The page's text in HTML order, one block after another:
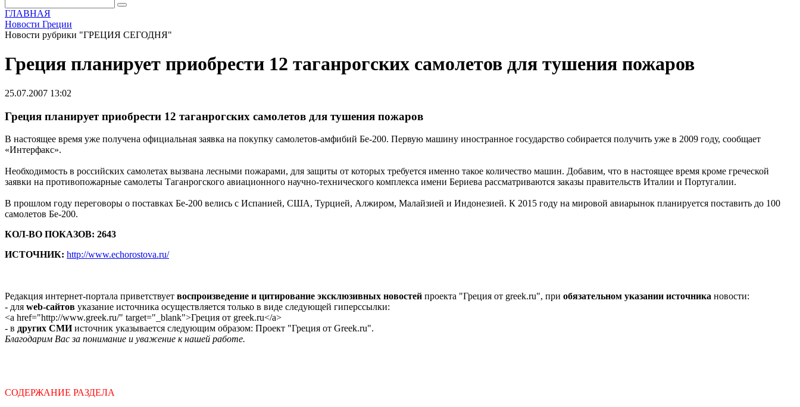
ГЛАВНАЯ
Новости Греции
Новости рубрики "ГРЕЦИЯ СЕГОДНЯ"
Греция планирует приобрести 12 таганрогских самолетов для тушения пожаров
25.07.2007 13:02
Греция планирует приобрести 12 таганрогских самолетов для тушения пожаров
В настоящее время уже получена официальная заявка на покупку самолетов-амфибий Бе-200. Первую машину иностранное государство собирается получить уже в 2009 году, сообщает
«Интерфакс».
Необходимость в российских самолетах вызвана лесными пожарами, для защиты от которых требуется именно такое количество машин. Добавим, что в настоящее время кроме греческой
заявки на противопожарные самолеты Таганрогского авиационного научно-технического комплекса имени Бериева рассматриваются заказы правительств Италии и Португалии.
В прошлом году переговоры о поставках Бе-200 велись с Испанией, США, Турцией, Алжиром, Малайзией и Индонезией. К 2015 году на мировой авиарынок планируется поставить до 100
самолетов Бе-200.
КОЛ-ВО ПОКАЗОВ: 2643
ИСТОЧНИК: http://www.echorostova.ru/
Редакция интернет-портала приветствует воспроизведение и цитирование эксклюзивных новостей проекта "Греция от greek.ru", при обязательном указании источника новости:
- для web-сайтов указание источника осуществляется только в виде следующей гиперссылки:
<a href="http://www.greek.ru/" target="_blank">Греция от greek.ru</a>
- в других СМИисточник указывается следующим образом: Проект "Греция от Greek.ru".
Благодарим Вас за понимание и уважение к нашей работе.
СОДЕРЖАНИЕ РАЗДЕЛА